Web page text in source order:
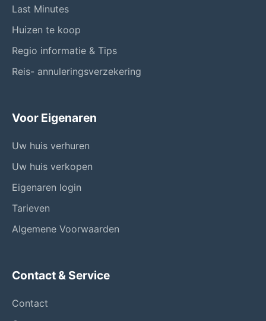
Last Minutes
Huizen te koop
Regio informatie & Tips
Reis- annuleringsverzekering
Voor Eigenaren
Uw huis verhuren
Uw huis verkopen
Eigenaren login
Tarieven
Algemene Voorwaarden
Contact & Service
Contact